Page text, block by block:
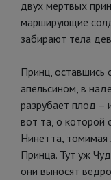
двух мертвых
марширующие
забирают тела
Принц, оставшись
апельсином, в
разрубает плод –
вот та, о которой
Нинетта, томимая
Принца. Тут уж
они выносят